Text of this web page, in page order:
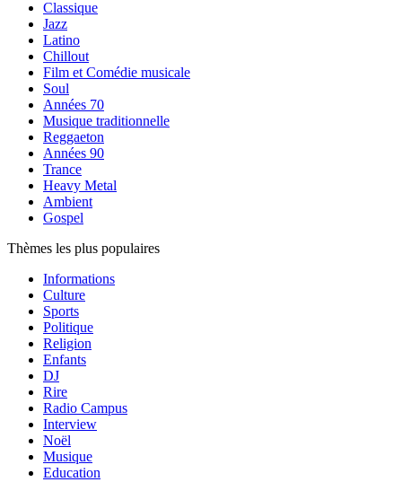
Classique
Jazz
Latino
Chillout
Film et Comédie musicale
Soul
Années 70
Musique traditionnelle
Reggaeton
Années 90
Trance
Heavy Metal
Ambient
Gospel
Thèmes les plus populaires
Informations
Culture
Sports
Politique
Religion
Enfants
DJ
Rire
Radio Campus
Interview
Noël
Musique
Education